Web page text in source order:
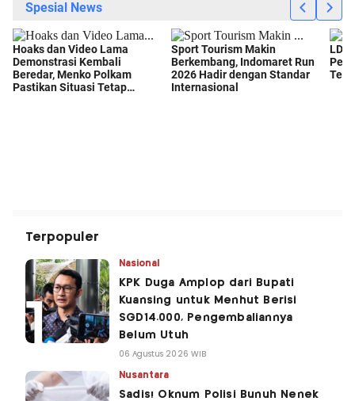
Terpopuler
Nasional
KPK Duga Amplop dari Bupati
Kuansing untuk Menhut Berisi
SGD14.000, Pengembaliannya
Belum Utuh
06 Agustus 2026 WIB
Nusantara
Sadis! Oknum Polisi Bunuh Nenek